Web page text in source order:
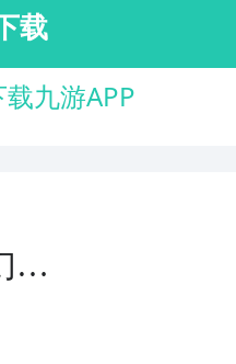
载
九游APP
之